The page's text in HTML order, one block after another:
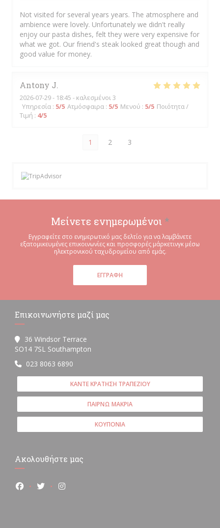
Not visited for several years years. The atmosphere and
ambience were lovely. Unfortunately we didn't really
enjoy our pasta dishes, felt they were very expensive for
what we got. Our friend's steak looked great though and
good value for money.
Antony J
2026-07-29- 18:45 - καλεσμένοι 3
Υπηρεσία : 5/5 Ατμόσφαιρα : 5/5 Μενού : 5/5 Ποιότητα /
Τιμή : 4/5
1 2 3
Μείνετε ενημερωμένοι *
Εγγραφείτε στο ενημερωτικό μας δελτίο για να λαμβάνετε
εξατομικευμένες επικοινωνίες και προσφορές μάρκετινγκ μέσω
ηλεκτρονικού ταχυδρομείου από εμάς.
ΕΓΓΡΑΦΉ
Επικοινωνήστε μαζί μας
36 Windsor Terrace
SO14 7SL Southampton
023 8063 6890
ΚΆΝΤΕ ΚΡΆΤΗΣΗ ΤΡΑΠΕΖΙΟΎ
ΠΑΊΡΝΩ ΜΑΚΡΙΆ
ΚΟΥΠΌΝΙΑ
Ακολουθήστε μας
Facebook ((ανοίγει σε νέο παράθυρο))
Twitter ((ανοίγει σε νέο παράθυρο))
Instagram ((ανοίγει σε νέο παράθυρο))